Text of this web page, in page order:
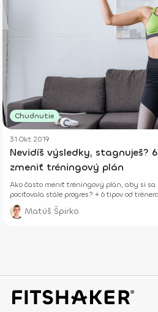
Chudnutie
31 Okt 2019
Nevidíš výsledky, stagnuješ?
zmeniť tréningový plán
Ako často meniť tréningový plán, aby si
pociťovala stále progres? + 6 tipov od
Matúš Špirko